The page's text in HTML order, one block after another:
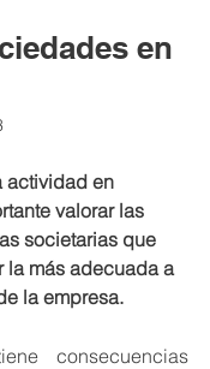
en
actividad en
valorar las
societarias que
la más adecuada a
la empresa.
consecuencias